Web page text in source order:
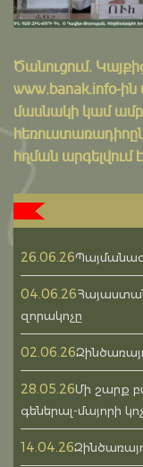
Ծանուցում․
www.banak.info-ին
մասնակի կամ
հղման արգելվում
26.06.26
04.06.26
զորակոչը
02.06.26
28.05.26Մի շարք
գեներալ-մայորի
14.04.26